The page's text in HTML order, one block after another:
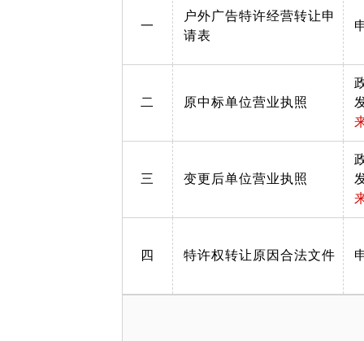
一
户外广告特许经营转让申
请表
二 原中标单位营业执照
三 变更后单位营业执照
四 特许权转让原因合法文件